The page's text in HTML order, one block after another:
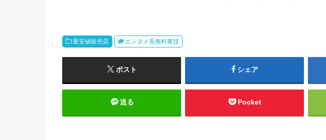
最安値販売店 エンタメ系無料裏技
ポスト シェア
送る Pocket